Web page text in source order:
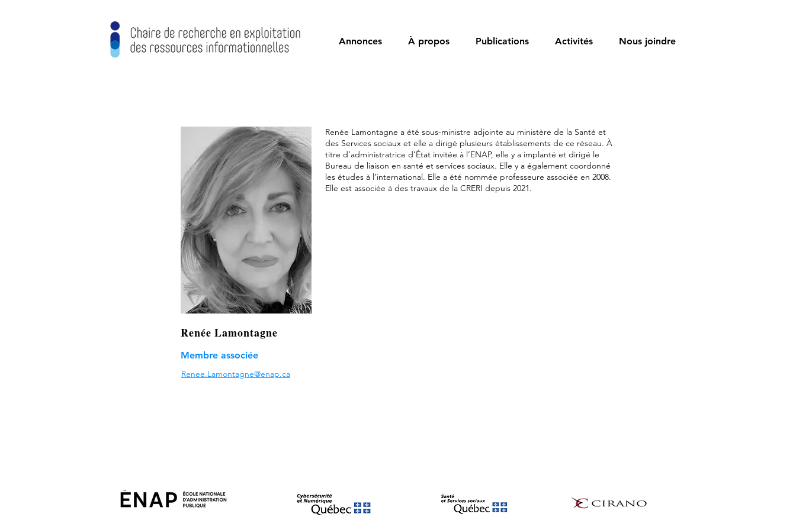
Annonces À propos Publications Activités Nous joindre
Renée Lamontagne
Membre associée
Renée Lamontagne a été sous-ministre adjointe au ministère de la Santé et
des Services sociaux et elle a dirigé plusieurs établissements de ce réseau. À
titre d’administratrice d’État invitée à l’ENAP, elle y a implanté et dirigé le
Bureau de liaison en santé et services sociaux. Elle y a également coordonné
les études à l’international. Elle a été nommée professeure associée en 2008.
Elle est associée à des travaux de la CRERI depuis 2021.
Renee.Lamontagne@enap.ca